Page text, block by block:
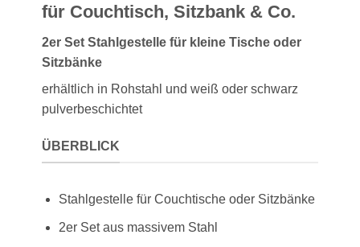
für Couchtisch, Sitzbank & Co.
2er Set Stahlgestelle für kleine Tische oder
Sitzbänke
erhältlich in Rohstahl und weiß oder schwarz
pulverbeschichtet
ÜBERBLICK
Stahlgestelle für Couchtische oder Sitzbänke
2er Set aus massivem Stahl